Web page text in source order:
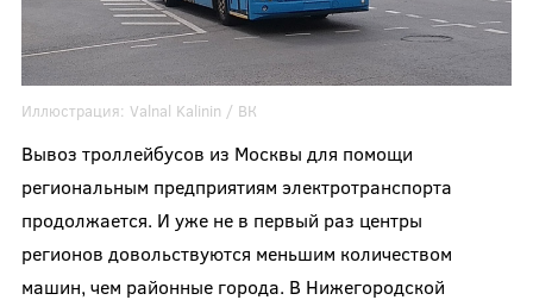
Иллюстрация: Valnal Kalinin / ВК
Вывоз троллейбусов из Москвы для помощи
региональным предприятиям электротранспорта
продолжается. И уже не в первый раз центры
регионов довольствуются меньшим количеством
машин, чем районные города. В Нижегородской